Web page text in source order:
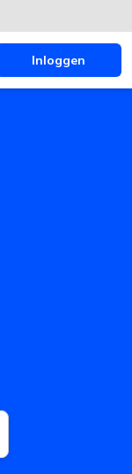
Inloggen